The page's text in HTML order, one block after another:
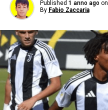
Published 1 anno ago on
By Fabio Zaccaria